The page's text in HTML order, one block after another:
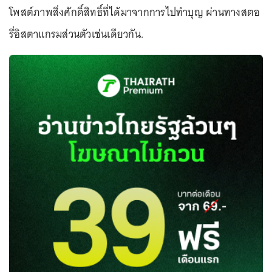
โพสต์ภาพสิ่งศักดิ์สิทธิ์ที่ได้มาจากการไปทำบุญ ผ่านทางสตอ
รี่อิสตาแกรมส่วนตัวเช่นเดียวกัน.